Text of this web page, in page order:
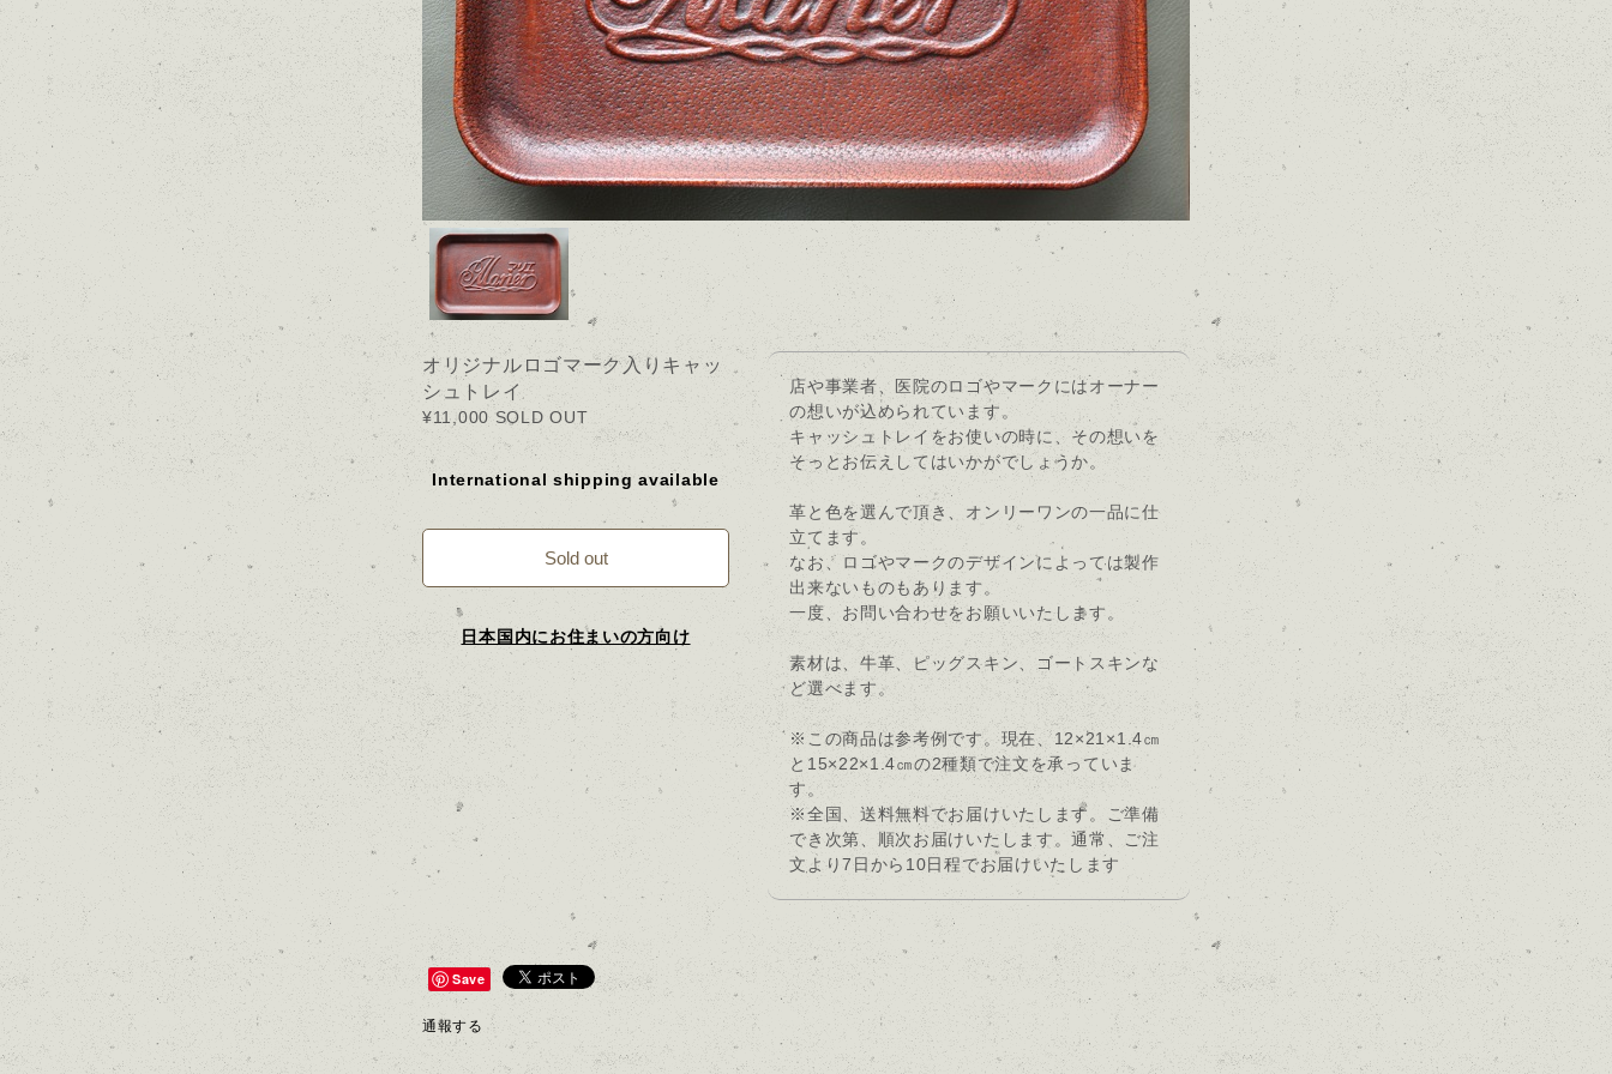
店や事業者、医院のロゴやマークにはオーナー
の想いが込められています。
キャッシュトレイをお使いの時に、その想いを
そっとお伝えしてはいかがでしょうか。
革と色を選んで頂き、オンリーワンの一品に仕
立てます。
なお、ロゴやマークのデザインによっては製作
出来ないものもあります。
一度、お問い合わせをお願いいたします。
素材は、牛革、ピッグスキン、ゴートスキンな
ど選べます。
※この商品は参考例です。現在、12×21×1.4㎝
と15×22×1.4㎝の2種類で注文を承っていま
す。
※全国、送料無料でお届けいたします。ご準備
でき次第、順次お届けいたします。通常、ご注
文より7日から10日程でお届けいたします
オリジナルロゴマーク入りキャッ
シュトレイ
¥11,000 SOLD OUT
International shipping available
Sold out
日本国内にお住まいの方向け
Save
通報する